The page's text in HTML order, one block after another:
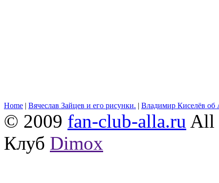
Home | Вячеслав Зайцев и его рисунки. | Владимир Киселёв об
© 2009 fan-club-alla.ru All
Клуб Dimox